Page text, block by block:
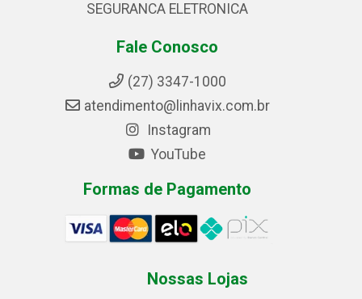
SEGURANCA ELETRONICA
Fale Conosco
(27) 3347-1000
atendimento@linhavix.com.br
Instagram
YouTube
Formas de Pagamento
Nossas Lojas